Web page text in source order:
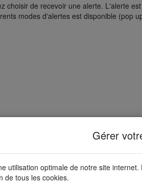
choisir de recevoir une alerte. L'alerte est
modes d'alertes est disponible (pop
Tools.
Gérer
utilisation optimale de notre site internet.
de tous les cookies.